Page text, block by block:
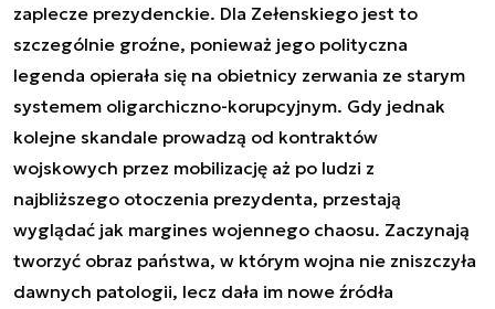
zaplecze prezydenckie. Dla Zełenskiego jest to
szczególnie groźne, ponieważ jego polityczna
legenda opierała się na obietnicy zerwania ze starym
systemem oligarchiczno-korupcyjnym. Gdy jednak
kolejne skandale prowadzą od kontraktów
wojskowych przez mobilizację aż po ludzi z
najbliższego otoczenia prezydenta, przestają
wyglądać jak margines wojennego chaosu. Zaczynają
tworzyć obraz państwa, w którym wojna nie zniszczyła
dawnych patologii, lecz dała im nowe źródła